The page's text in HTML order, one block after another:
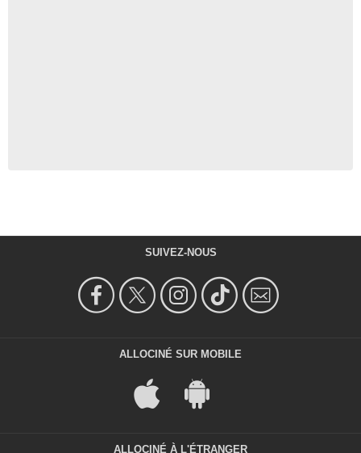
SUIVEZ-NOUS
ALLOCINÉ SUR MOBILE
ALLOCINÉ À L'ÉTRANGER